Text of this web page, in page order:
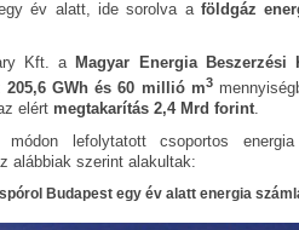
év alatt, ide sorolva a földgáz
Kft. a Magyar Energia Beszerzési
205,6 GWh és 60 millió m3
elért megtakarítás 2,4 Mrd forint.
módon lefolytatott csoportos
alábbiak szerint alakultak:
Budapest egy év alatt energia